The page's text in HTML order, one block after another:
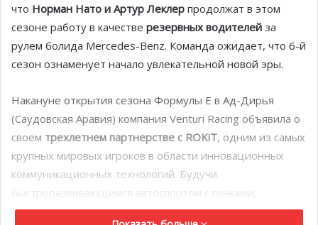
что Норман Нато и Артур Леклер продолжат в этом
сезоне работу в качестве резервных водителей за
рулем болида Mercedes-Benz. Команда ожидает, что 6-й
сезон ознаменует начало увлекательной новой эры.
Накануне открытия сезона Формулы Е в Ад-Дирья
(Саудовская Аравия) компания Venturi Racing объявила о
своем трехлетнем партнерстве с ROKiT, одним из самых
крупных мировых игроков в области инновационных
коммуникационных технологий. Будучи
быстроразвивающимся автоспортом с гонками,
организованными в 12 городах на пяти континентах,